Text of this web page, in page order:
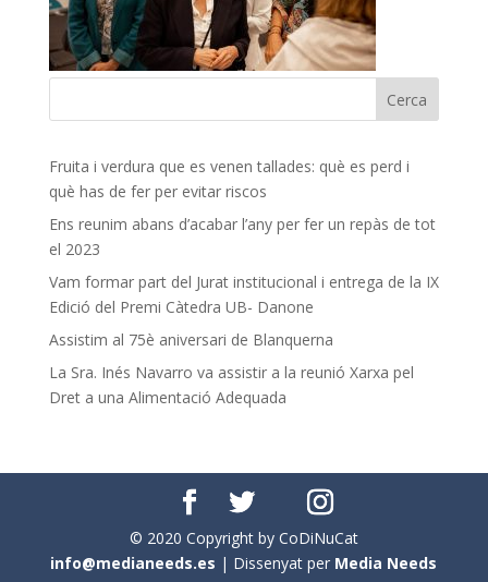
Fruita i verdura que es venen tallades: què es perd i
què has de fer per evitar riscos
Ens reunim abans d’acabar l’any per fer un repàs de tot
el 2023
Vam formar part del Jurat institucional i entrega de la IX
Edició del Premi Càtedra UB- Danone
Assistim al 75è aniversari de Blanquerna
La Sra. Inés Navarro va assistir a la reunió Xarxa pel
Dret a una Alimentació Adequada
© 2020 Copyright by CoDiNuCat
info@medianeeds.es | Dissenyat per Media Needs